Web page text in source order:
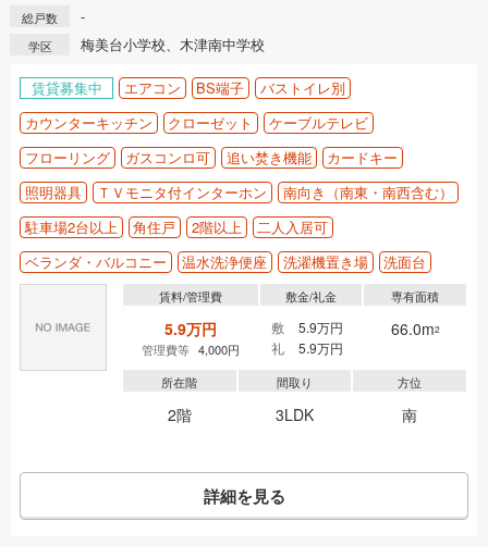
総戸数 -
学区 梅美台小学校、木津南中学校
賃貸募集中 エアコン BS端子
バストイレ別
カウンターキッチン
クローゼット
ケーブルテレビ
フローリング
ガスコンロ可 追い焚き機能
カードキー
照明器具
ＴＶモニタ付インターホン
南向き（南東・南西含む）
駐車場2台以上
角住戸 2階以上
二人入居可
ベランダ・バルコニー
温水洗浄便座 洗濯機置き場 洗面台
賃料/管理費
5.9万円
管理費等 4,000円
敷金/礼金
敷
5.9万円
礼
5.9万円
専有面積
66.0m2
所在階
2階
間取り
3LDK
方位
南
詳細を見る